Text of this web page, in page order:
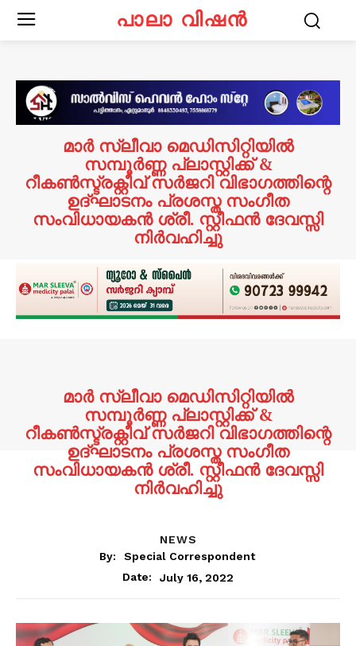
പാലാ വിഷൻ
മാർ സ്ലീവാ മെഡിസിറ്റിയിൽ
സമ്പൂർണ്ണ പ്ലാസ്റ്റിക്ക് &
റീകൺസ്ട്രക്റ്റീവ് സർജറി വിഭാഗത്തിന്റെ
ഉദ്ഘാടനം പ്രശസ്ത സംഗീത
സംവിധായകൻ ശ്രീ. സ്റ്റീഫൻ ദേവസ്സി
നിർവഹിച്ചു
മാർ സ്ലീവാ മെഡിസിറ്റിയിൽ
സമ്പൂർണ്ണ പ്ലാസ്റ്റിക്ക് &
റീകൺസ്ട്രക്റ്റീവ് സർജറി വിഭാഗത്തിന്റെ
ഉദ്ഘാടനം പ്രശസ്ത സംഗീത
സംവിധായകൻ ശ്രീ. സ്റ്റീഫൻ ദേവസ്സി
നിർവഹിച്ചു
NEWS
By:
Special Correspondent
Date:
July 16, 2022